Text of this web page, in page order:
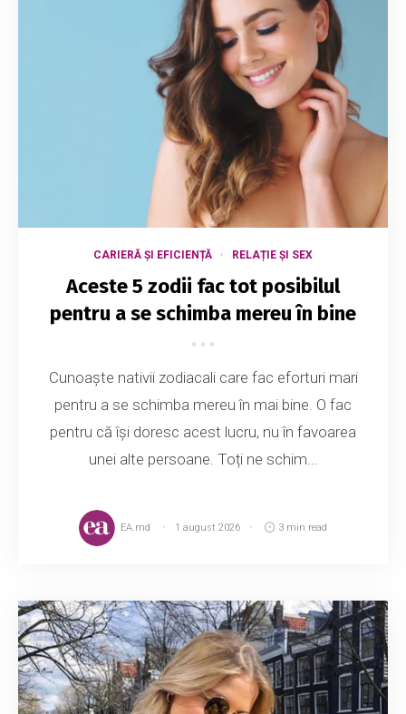
CARIERĂ ȘI EFICIENȚĂ RELAȚIE ȘI SEX
Aceste 5 zodii fac tot posibilul
pentru a se schimba mereu în bine
Cunoaște nativii zodiacali care fac eforturi mari
pentru a se schimba mereu în mai bine. O fac
pentru că își doresc acest lucru, nu în favoarea
unei alte persoane. Toți ne schim...
EA.md 1 august 2026 3 min read